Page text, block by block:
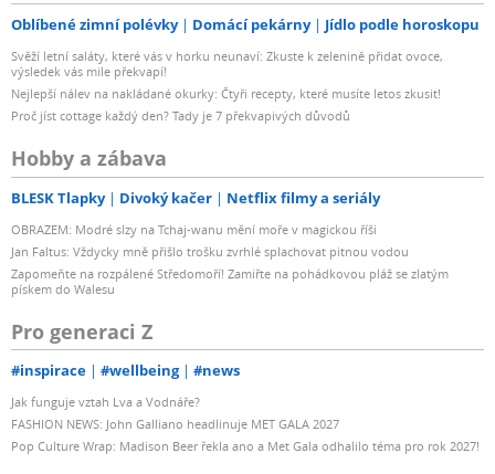
Oblíbené zimní polévky Domácí pekárny Jídlo podle horoskopu
Svěží letní saláty, které vás v horku neunaví: Zkuste k zelenině přidat ovoce,
výsledek vás mile překvapí!
Nejlepší nálev na nakládané okurky: Čtyři recepty, které musíte letos zkusit!
Proč jíst cottage každý den? Tady je 7 překvapivých důvodů
Hobby a zábava
BLESK Tlapky Divoký kačer Netflix filmy a seriály
OBRAZEM: Modré slzy na Tchaj-wanu mění moře v magickou říši
Jan Faltus: Vždycky mně přišlo trošku zvrhlé splachovat pitnou vodou
Zapomeňte na rozpálené Středomoří! Zamiřte na pohádkovou pláž se zlatým
pískem do Walesu
Pro generaci Z
#inspirace #wellbeing #news
Jak funguje vztah Lva a Vodnáře?
FASHION NEWS: John Galliano headlinuje MET GALA 2027
Pop Culture Wrap: Madison Beer řekla ano a Met Gala odhalilo téma pro rok 2027!